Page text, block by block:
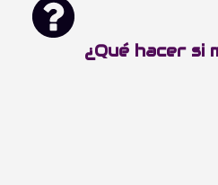
¿Qué hacer si